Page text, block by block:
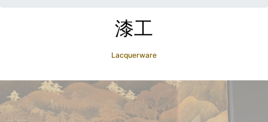
漆工
Lacquerware